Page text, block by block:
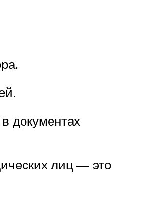
документах
лиц — это